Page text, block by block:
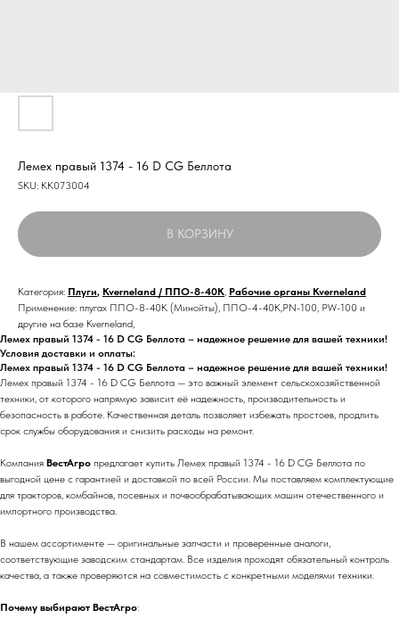
Лемех правый 1374 - 16 D CG Беллота
SKU: KK073004
В КОРЗИНУ
Категория: Плуги, Kverneland / ППО-8-40К, Рабочие органы Kverneland
Применение: плугах ППО-8-40К (Минойты), ППО-4-40К,PN-100, PW-100 и
другие на базе Kverneland,
Лемех правый 1374 - 16 D CG Беллота – надежное решение для вашей техники!
Условия доставки и оплаты:
Лемех правый 1374 - 16 D CG Беллота – надежное решение для вашей техники!
Лемех правый 1374 - 16 D CG Беллота — это важный элемент сельскохозяйственной
техники, от которого напрямую зависит её надежность, производительность и
безопасность в работе. Качественная деталь позволяет избежать простоев, продлить
срок службы оборудования и снизить расходы на ремонт.
Компания ВестАгро предлагает купить Лемех правый 1374 - 16 D CG Беллота по
выгодной цене с гарантией и доставкой по всей России. Мы поставляем комплектующие
для тракторов, комбайнов, посевных и почвообрабатывающих машин отечественного и
импортного производства.
В нашем ассортименте — оригинальные запчасти и проверенные аналоги,
соответствующие заводским стандартам. Все изделия проходят обязательный контроль
качества, а также проверяются на совместимость с конкретными моделями техники.
Почему выбирают ВестАгро: